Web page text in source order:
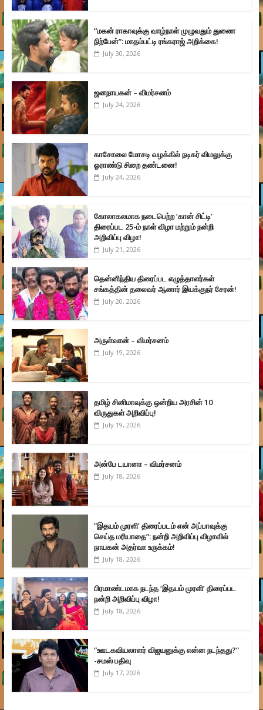
“மகன் ராகாவுக்கு வாழ்நாள் முழுவதும் துணை
நிற்பேன்”: மாதம்பட்டி ரங்கராஜ் அறிக்கை!
July 30, 2026
ஜனநாயகன் – விமர்சனம்
July 24, 2026
காசோலை மோசடி வழக்கில் நடிகர் விமலுக்கு
ஓராண்டு சிறை தண்டனை!
July 24, 2026
கோலாகலமாக நடைபெற்ற ‘கான் சிட்டி’
திரைப்பட 25-ம் நாள் விழா மற்றும் நன்றி
அறிவிப்பு விழா!
July 21, 2026
தென்னிந்திய திரைப்பட எழுத்தாளர்கள்
சங்கத்தின் தலைவர் ஆனார் இயக்குநர் சேரன்!
July 20, 2026
அருள்வான் – விமர்சனம்
July 19, 2026
தமிழ் சினிமாவுக்கு ஒன்றிய அரசின் 10
விருதுகள் அறிவிப்பு!
July 19, 2026
அன்பே டயானா – விமர்சனம்
July 18, 2026
”இதயம் முரளி’ திரைப்படம் என் அப்பாவுக்கு
செய்த மரியாதை”: நன்றி அறிவிப்பு விழாவில்
நாயகன் அதர்வா உருக்கம்!
July 18, 2026
பிரமாண்டமாக நடந்த ‘இதயம் முரளி’ திரைப்பட
நன்றி அறிவிப்பு விழா!
July 18, 2026
”ஊடகவியலாளர் விஜயனுக்கு என்ன நடந்தது?”
-சமஸ் பதிவு
July 17, 2026